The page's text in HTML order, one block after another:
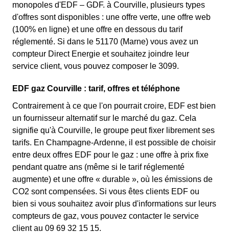
monopoles d'EDF – GDF. à Courville, plusieurs types
d'offres sont disponibles : une offre verte, une offre web
(100% en ligne) et une offre en dessous du tarif
réglementé. Si dans le 51170 (Marne) vous avez un
compteur Direct Energie et souhaitez joindre leur
service client, vous pouvez composer le 3099.
EDF gaz Courville : tarif, offres et téléphone
Contrairement à ce que l'on pourrait croire, EDF est bien
un fournisseur alternatif sur le marché du gaz. Cela
signifie qu'à Courville, le groupe peut fixer librement ses
tarifs. En Champagne-Ardenne, il est possible de choisir
entre deux offres EDF pour le gaz : une offre à prix fixe
pendant quatre ans (même si le tarif réglementé
augmente) et une offre « durable », où les émissions de
CO2 sont compensées. Si vous êtes clients EDF ou
bien si vous souhaitez avoir plus d'informations sur leurs
compteurs de gaz, vous pouvez contacter le service
client au 09 69 32 15 15.